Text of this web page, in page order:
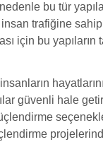
bu tür
trafiğine
bu yapıların
güvenli hale